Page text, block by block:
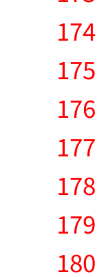
174
175
176
177
178
179
180